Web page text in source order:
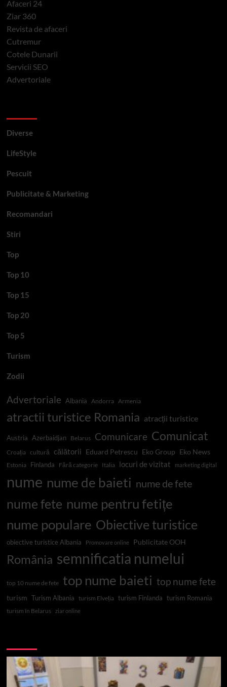
Afaceri 24
Ziar 360
Revista de afaceri
Cutremur
Cotele Dunarii
Servicii SEO
Advertoriale
Diverse
LifeStyle
Pescuit
Publicitate & Marketing
Recomandari
Stiri
Top
Top 10
Top 15
Top 20
Top 5
Turism
Zodii
Advertoriale Albania Andorra Armenia
atractii turistice Romania atracții turistice
Austria Azerbaidjan Belarus Comunicare Comunicat
Croația cultură călătorii Eduard Petrescu Eko Group Eko News
Estonia Finlanda Fără categorie Italia locuri de vizitat marketing digital
nume nume de baieti nume de fete
nume fete nume pentru fetițe
nume populare Obiective turistice
obiective turistice Albania Promovare online Publicitate OOH
România semnificatia numelui
top 10 nume de fete top nume baieti top nume fete
turism Turism Albania turism Elveția turism Finlanda turism Romania
turism în Belarus ziar online